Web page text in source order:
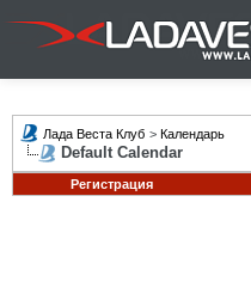
Лада Веста Клуб > Календарь
Default Calendar
Регистрация